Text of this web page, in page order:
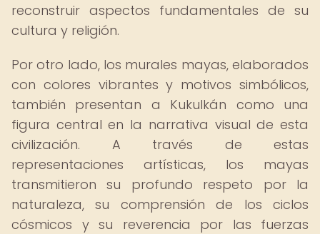
reconstruir aspectos fundamentales de su
cultura y religión.
Por otro lado, los murales mayas, elaborados
con colores vibrantes y motivos simbólicos,
también presentan a Kukulkán como una
figura central en la narrativa visual de esta
civilización. A través de estas
representaciones artísticas, los mayas
transmitieron su profundo respeto por la
naturaleza, su comprensión de los ciclos
cósmicos y su reverencia por las fuerzas